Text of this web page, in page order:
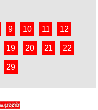
9 10 11 12
19 20 21 22
29